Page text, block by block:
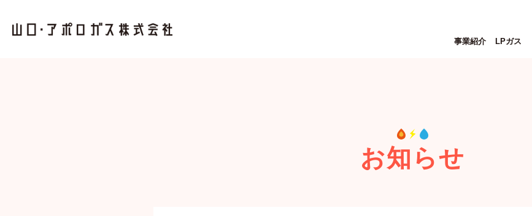
事業紹介 LPガス
お知らせ